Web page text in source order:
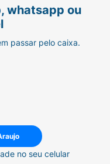
whatsapp ou
passar pelo caixa.
no seu celular